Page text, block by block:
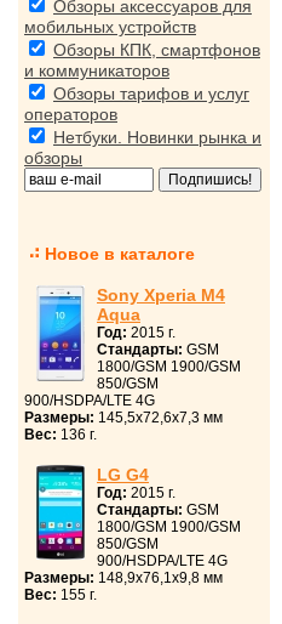
Обзоры аксессуаров для
мобильных устройств
Обзоры КПК, смартфонов
и коммуникаторов
Обзоры тарифов и услуг
операторов
Нетбуки. Новинки рынка и
обзоры
Новое в каталоге
Sony Xperia M4
Aqua
Год: 2015 г.
Стандарты: GSM
1800/GSM 1900/GSM
850/GSM
900/HSDPA/LTE 4G
Размеры: 145,5x72,6x7,3 мм
Вес: 136 г.
LG G4
Год: 2015 г.
Стандарты: GSM
1800/GSM 1900/GSM
850/GSM
900/HSDPA/LTE 4G
Размеры: 148,9x76,1x9,8 мм
Вес: 155 г.